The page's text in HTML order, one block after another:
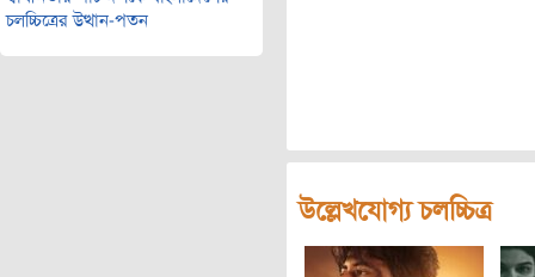
চলচ্চিত্রের উত্থান-পতন
উল্লেখযোগ্য চলচ্চিত্র